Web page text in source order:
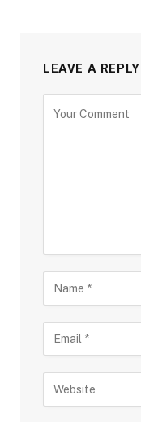
LEAVE A REPLY